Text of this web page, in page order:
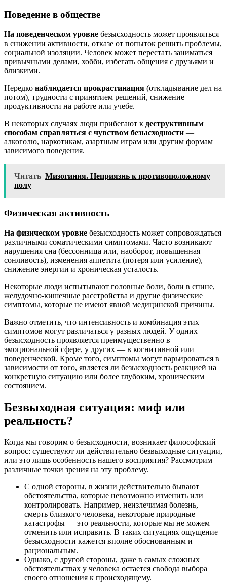
Поведение в обществе
На поведенческом уровне безысходность может проявляться
в снижении активности, отказе от попыток решить проблемы,
социальной изоляции. Человек может перестать заниматься
привычными делами, хобби, избегать общения с друзьями и
близкими.
Нередко наблюдается прокрастинация (откладывание дел на
потом), трудности с принятием решений, снижение
продуктивности на работе или учебе.
В некоторых случаях люди прибегают к деструктивным
способам справляться с чувством безысходности —
алкоголю, наркотикам, азартным играм или другим формам
зависимого поведения.
Читать Мизогиния. Неприязнь к противоположному
полу
Физическая активность
На физическом уровне безысходность может сопровождаться
различными соматическими симптомами. Часто возникают
нарушения сна (бессонница или, наоборот, повышенная
сонливость), изменения аппетита (потеря или усиление),
снижение энергии и хроническая усталость.
Некоторые люди испытывают головные боли, боли в спине,
желудочно-кишечные расстройства и другие физические
симптомы, которые не имеют явной медицинской причины.
Важно отметить, что интенсивность и комбинация этих
симптомов могут различаться у разных людей. У одних
безысходность проявляется преимущественно в
эмоциональной сфере, у других — в когнитивной или
поведенческой. Кроме того, симптомы могут варьироваться в
зависимости от того, является ли безысходность реакцией на
конкретную ситуацию или более глубоким, хроническим
состоянием.
Безвыходная ситуация: миф или
реальность?
Когда мы говорим о безысходности, возникает философский
вопрос: существуют ли действительно безвыходные ситуации,
или это лишь особенность нашего восприятия? Рассмотрим
различные точки зрения на эту проблему.
С одной стороны, в жизни действительно бывают
обстоятельства, которые невозможно изменить или
контролировать. Например, неизлечимая болезнь,
смерть близкого человека, некоторые природные
катастрофы — это реальности, которые мы не можем
отменить или исправить. В таких ситуациях ощущение
безысходности кажется вполне обоснованным и
рациональным.
Однако, с другой стороны, даже в самых сложных
обстоятельствах у человека остается свобода выбора
своего отношения к происходящему.